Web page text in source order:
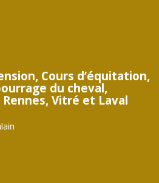
Cours d’équitation,
du cheval,
Vitré et Laval